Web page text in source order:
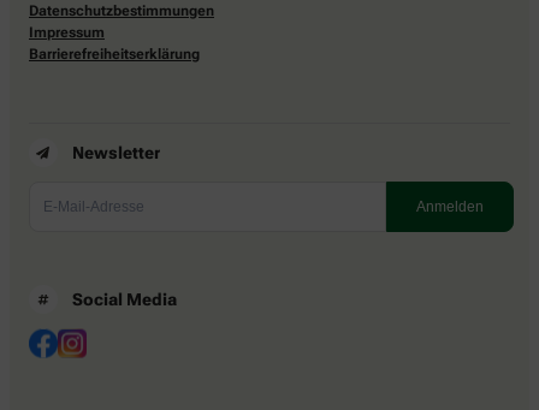
Datenschutzbestimmungen
Impressum
Barrierefreiheitserklärung
Newsletter
Social Media